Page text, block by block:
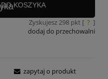
DO KOSZYKA
Zyskujesz298pkt [ ? ]
dodaj do przechowalni
zapytaj o produkt